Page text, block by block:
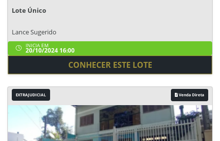
Lote Único
Lance Sugerido
INICIA EM
20/10/2024 16:00
CONHECER ESTE LOTE
EXTRAJUDICIAL Venda Direta